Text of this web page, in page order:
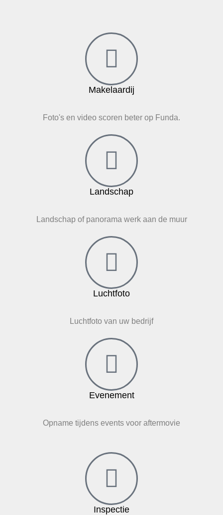
Makelaardij
Foto's en video scoren beter op Funda.
Landschap
Landschap of panorama werk aan de muur
Luchtfoto
Luchtfoto van uw bedrijf
Evenement
Opname tijdens events voor aftermovie
Inspectie